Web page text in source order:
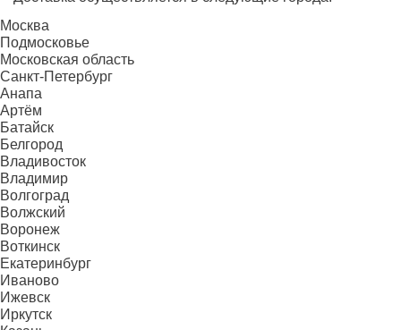
Москва
Подмосковье
Московская область
Санкт-Петербург
Анапа
Артём
Батайск
Белгород
Владивосток
Владимир
Волгоград
Волжский
Воронеж
Воткинск
Екатеринбург
Иваново
Ижевск
Иркутск